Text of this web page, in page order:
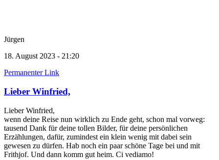
Jürgen
18. August 2023 - 21:20
Permanenter Link
Lieber Winfried,
Lieber Winfried,
wenn deine Reise nun wirklich zu Ende geht, schon mal vorweg:
tausend Dank für deine tollen Bilder, für deine persönlichen
Erzählungen, dafür, zumindest ein klein wenig mit dabei sein
gewesen zu dürfen. Hab noch ein paar schöne Tage bei und mit
Frithjof. Und dann komm gut heim. Ci vediamo!